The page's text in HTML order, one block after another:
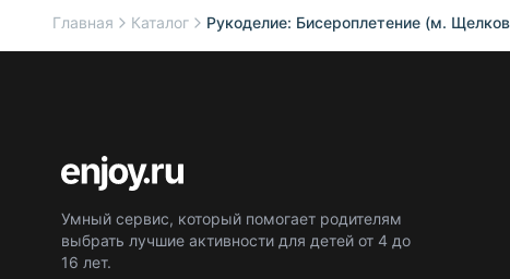
Главная Каталог Рукоделие: Бисероплетение (м.
Умный сервис, который помогает родителям
выбрать лучшие активности для детей от 4 до
16 лет.